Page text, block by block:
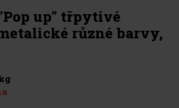
up" třpytivé
různé barvy,